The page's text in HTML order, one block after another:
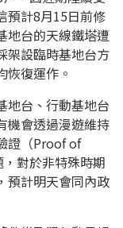
預計8月15日前修
地台的天線鐵塔遭
架設臨時基地台方
恢復運作。
地台、行動基地台
機會透過漫遊維持
證（Proof of
對於非特殊時期
預計明天會同內政